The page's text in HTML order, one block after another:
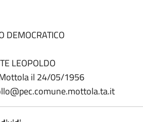
DEMOCRATICO
LEOPOLDO
il 24/05/1956